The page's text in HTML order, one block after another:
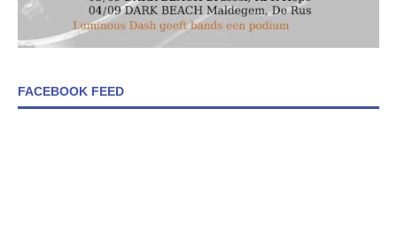
FACEBOOK FEED